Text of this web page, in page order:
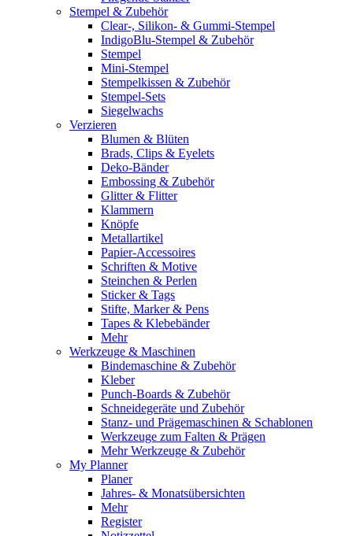
Stempel & Zubehör
Clear-, Silikon- & Gummi-Stempel
IndigoBlu-Stempel & Zubehör
Stempel
Mini-Stempel
Stempelkissen & Zubehör
Stempel-Sets
Siegelwachs
Verzieren
Blumen & Blüten
Brads, Clips & Eyelets
Deko-Bänder
Embossing & Zubehör
Glitter & Flitter
Klammern
Knöpfe
Metallartikel
Papier-Accessoires
Schriften & Motive
Steinchen & Perlen
Sticker & Tags
Stifte, Marker & Pens
Tapes & Klebebänder
Mehr
Werkzeuge & Maschinen
Bindemaschine & Zubehör
Kleber
Punch-Boards & Zubehör
Schneidegeräte und Zubehör
Stanz- und Prägemaschinen & Schablonen
Werkzeuge zum Falten & Prägen
Mehr Werkzeuge & Zubehör
My Planner
Planer
Jahres- & Monatsübersichten
Mehr
Register